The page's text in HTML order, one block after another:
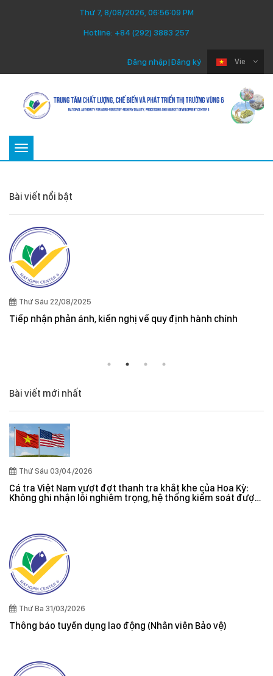
Thứ 7, 8/08/2026, 06:56:09 PM
Hotline: +84 (292) 3883 257
Vie
Đăng nhập|Đăng ký
Toggle
Bài viết nổi bật
Thứ Sáu 22/08/2025
Tiếp nhận phản ánh, kiến nghị về quy định hành chính
Bài viết mới nhất
Thứ Sáu 03/04/2026
Cá tra Việt Nam vượt đợt thanh tra khắt khe của Hoa Kỳ:
Không ghi nhận lỗi nghiêm trọng, hệ thống kiểm soát được
Thứ Ba 31/03/2026
Thông báo tuyển dụng lao động (Nhân viên Bảo vệ)